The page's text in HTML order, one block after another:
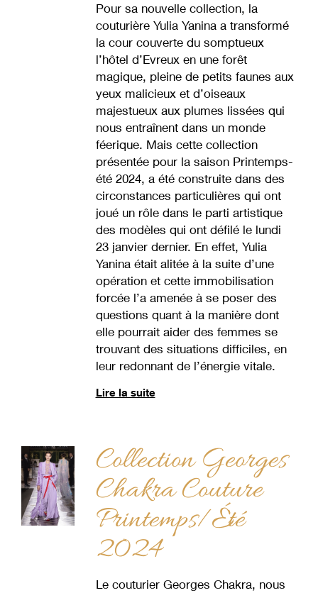
Pour sa nouvelle collection, la
couturière Yulia Yanina a transformé
la cour couverte du somptueux
l’hôtel d’Evreux en une forêt
magique, pleine de petits faunes aux
yeux malicieux et d’oiseaux
majestueux aux plumes lissées qui
nous entraînent dans un monde
féerique. Mais cette collection
présentée pour la saison Printemps-
été 2024, a été construite dans des
circonstances particulières qui ont
joué un rôle dans le parti artistique
des modèles qui ont défilé le lundi
23 janvier dernier. En effet, Yulia
Yanina était alitée à la suite d’une
opération et cette immobilisation
forcée l’a amenée à se poser des
questions quant à la manière dont
elle pourrait aider des femmes se
trouvant des situations difficiles, en
leur redonnant de l’énergie vitale.
Lire la suite
Collection Georges
Chakra Couture
Printemps/Été
2024
Le couturier Georges Chakra, nous